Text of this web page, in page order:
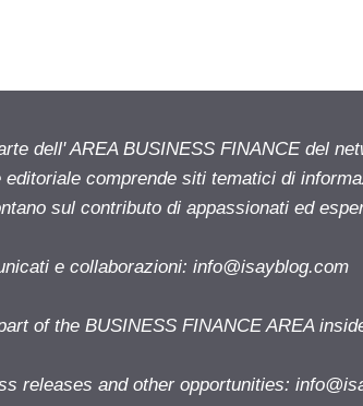
dell' AREA BUSINESS FINANCE del
comprende siti tematici di
sul contributo di appassionati ed
e collaborazioni: info@isayblog.com
of the BUSINESS FINANCE AREA
releases and other opportunities: